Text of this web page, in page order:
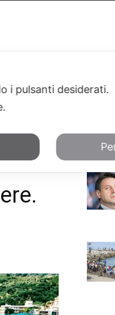
SPORT TN24TV
i pulsanti desiderati.